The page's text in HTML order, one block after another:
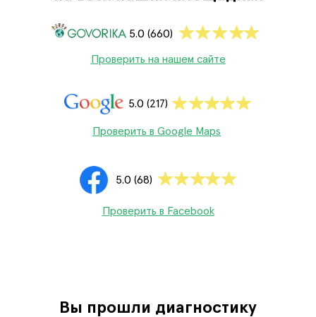
5.0 (217)
5.0 (68)
5.0 (660)
Проверить на нашем сайте
Проверить в Google Maps
Проверить в Facebook
Вы прошли диагностику